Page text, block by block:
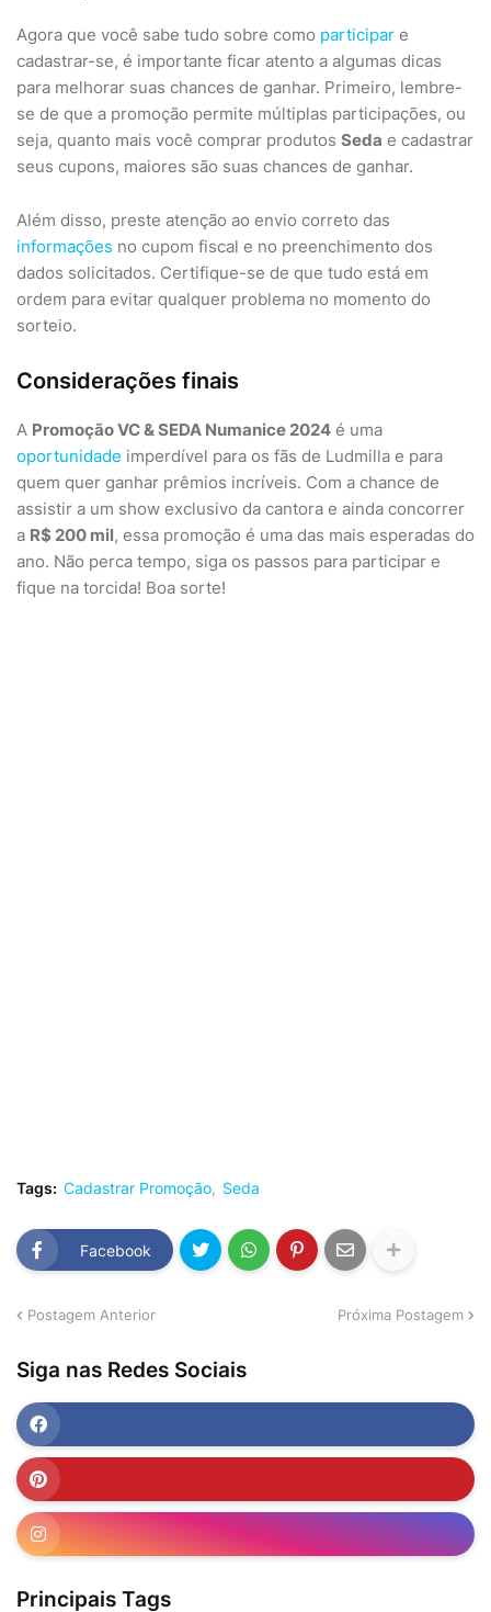
Agora que você sabe tudo sobre como participar e
cadastrar-se, é importante ficar atento a algumas dicas
para melhorar suas chances de ganhar. Primeiro, lembre-
se de que a promoção permite múltiplas participações, ou
seja, quanto mais você comprar produtos Seda e cadastrar
seus cupons, maiores são suas chances de ganhar.
Além disso, preste atenção ao envio correto das
informações no cupom fiscal e no preenchimento dos
dados solicitados. Certifique-se de que tudo está em
ordem para evitar qualquer problema no momento do
sorteio.
Considerações finais
A Promoção VC & SEDA Numanice 2024 é uma
oportunidade imperdível para os fãs de Ludmilla e para
quem quer ganhar prêmios incríveis. Com a chance de
assistir a um show exclusivo da cantora e ainda concorrer
a R$ 200 mil, essa promoção é uma das mais esperadas do
ano. Não perca tempo, siga os passos para participar e
fique na torcida! Boa sorte!
Tags: Cadastrar Promoção Seda
Facebook
Postagem Anterior Próxima Postagem
Siga nas Redes Sociais
Principais Tags